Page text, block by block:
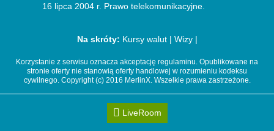
16 lipca 2004 r. Prawo telekomunikacyjne.
Na skróty: Kursy walut Wizy
Korzystanie z serwisu oznacza akceptację regulaminu. Opublikowane na
stronie oferty nie stanowią oferty handlowej w rozumieniu kodeksu
cywilnego. Copyright (c) 2016 MerlinX. Wszelkie prawa zastrzeżone.
LiveRoom